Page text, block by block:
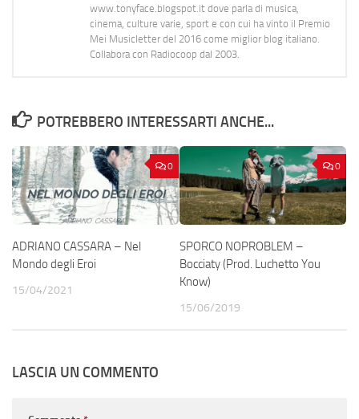
www.tonyface.blogspot.it dove parla di musica,
cinema, culture varie, sport e con cui ha vinto il Premio
Mei Musicletter del 2016 come miglior blog italiano.
Collabora con Radiocoop dal 2003.
POTREBBERO INTERESSARTI ANCHE...
0
ADRIANO CASSARA – Nel
Mondo degli Eroi
15/04/2021
0
SPORCO NOPROBLEM –
Bocciaty (Prod. Luchetto You
Know)
15/06/2019
LASCIA UN COMMENTO